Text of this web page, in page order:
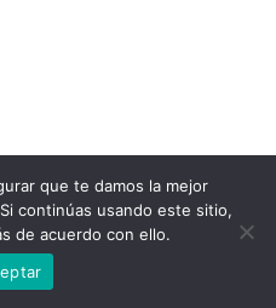
que te damos la mejor
continúas usando este sitio,
de acuerdo con ello.